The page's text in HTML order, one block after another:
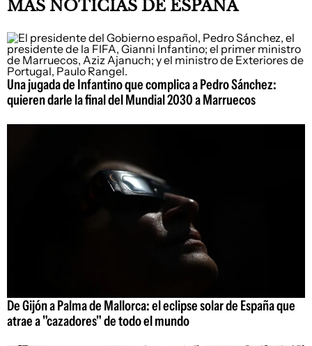
MÁS NOTICIAS DE ESPAÑA
Una jugada de Infantino que complica a Pedro Sánchez:
quieren darle la final del Mundial 2030 a Marruecos
De Gijón a Palma de Mallorca: el eclipse solar de España que
atrae a "cazadores" de todo el mundo